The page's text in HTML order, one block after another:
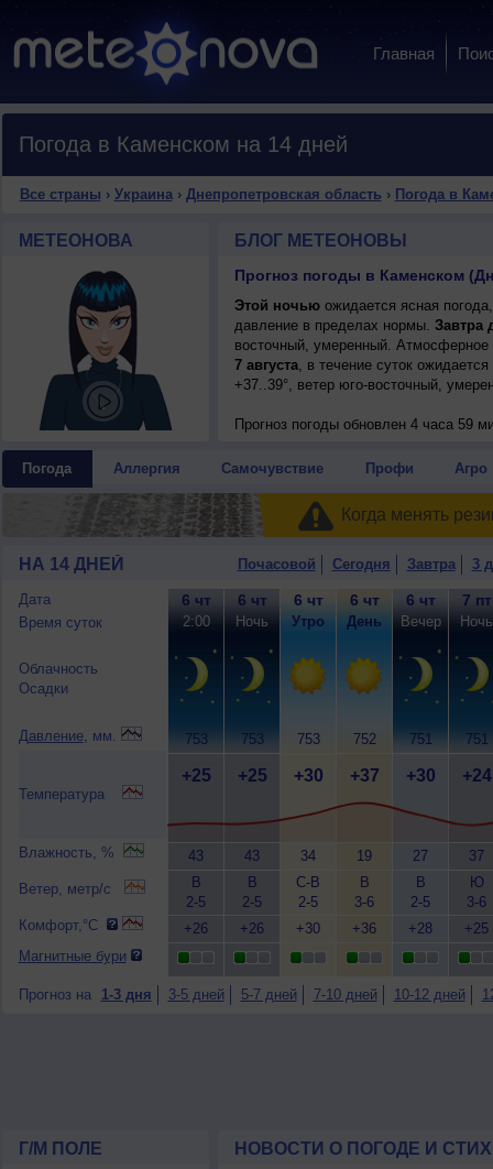
Главная
Погода в Каменском на 14 дней
Все страны › Украина› Днепропетровская область › Погода в
МЕТЕОНОВА БЛОГ МЕТЕОНОВЫ
Прогноз погоды в Каменском
Этой ночьюожидается ясная
давление в пределах нормы. Завтра
восточный, умеренный.
7 августа, в течение суток
+37..39°, ветер юго-восточный,
Прогноз погоды обновлен 4 часа 59
Погода Аллергия Самочувствие Профи Агро
Когда менять
НА 14 ДНЕЙ Почасовой Сегодня Завтра 3
Дата
Время суток
Облачность
Осадки
Давление, мм.
Температура
Влажность, %
Ветер, метр/с
Комфорт,°C
Магнитные бури
6 чт
2:00
753
+25
43
В
2-5
+26
6 чт
Ночь
753
+25
43
В
2-5
+26
6 чт
Утро
753
+30
34
С-В
2-5
+30
6 чт
День
752
+37
19
В
3-6
+36
6 чт
Вечер
751
+30
27
В
2-5
+28
7 пт
Ночь
751
+24
37
Ю
3-6
+25
Прогноз на 1-3 дня 3-5 дней 5-7 дней 7-10 дней 10-12 дней
Г/М ПОЛЕ НОВОСТИ О ПОГОДЕ И